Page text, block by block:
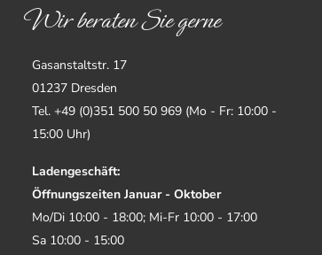
Wir beraten Sie gerne
Gasanstaltstr. 17
01237 Dresden
Tel. +49 (0)351 500 50 969 (Mo - Fr: 10:00 -
15:00 Uhr)
Ladengeschäft:
Öffnungszeiten Januar - Oktober
Mo/Di 10:00 - 18:00; Mi-Fr 10:00 - 17:00
Sa 10:00 - 15:00